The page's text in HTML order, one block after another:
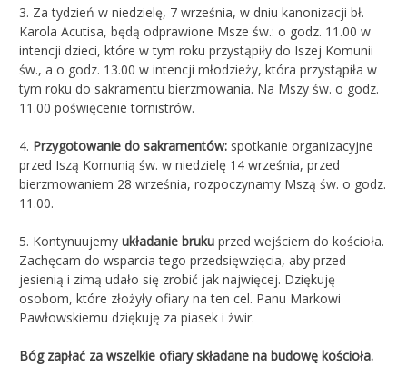
3. Za tydzień w niedzielę, 7 września, w dniu kanonizacji bł.
Karola Acutisa, będą odprawione Msze św.: o godz. 11.00 w
intencji dzieci, które w tym roku przystąpiły do Iszej Komunii
św., a o godz. 13.00 w intencji młodzieży, która przystąpiła w
tym roku do sakramentu bierzmowania. Na Mszy św. o godz.
11.00 poświęcenie tornistrów.
4. Przygotowanie do sakramentów: spotkanie organizacyjne
przed Iszą Komunią św. w niedzielę 14 września, przed
bierzmowaniem 28 września, rozpoczynamy Mszą św. o godz.
11.00.
5. Kontynuujemy układanie bruku przed wejściem do kościoła.
Zachęcam do wsparcia tego przedsięwzięcia, aby przed
jesienią i zimą udało się zrobić jak najwięcej. Dziękuję
osobom, które złożyły ofiary na ten cel. Panu Markowi
Pawłowskiemu dziękuję za piasek i żwir.
Bóg zapłać za wszelkie ofiary składane na budowę kościoła.